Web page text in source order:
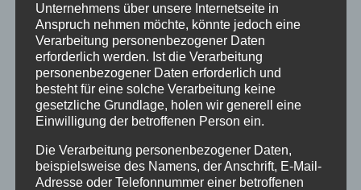
Oberstdorf
Veranstaltungen
Winter
INHALTE
Willkommen
Angebote
Unternehmens über unsere Internetseite in
Anspruch nehmen möchte, könnte jedoch eine
Verarbeitung personenbezogener Daten
erforderlich werden. Ist die Verarbeitung
personenbezogener Daten erforderlich und
besteht für eine solche Verarbeitung keine
gesetzliche Grundlage, holen wir generell eine
Einwilligung der betroffenen Person ein.
Die Verarbeitung personenbezogener Daten,
beispielsweise des Namens, der Anschrift, E-Mail-
Adresse oder Telefonnummer einer betroffenen